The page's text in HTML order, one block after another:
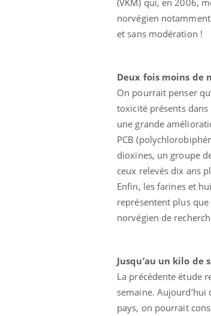
norvégien
et sans modération !
Deux fois moins de
On pourrait penser
toxicité présents
une grande
PCB
dioxines, un groupe
ceux relevés dix ans
Enfin, les farines et
représentent plus
norvégien de
Jusqu’au un kilo de
La précédente étude
semaine.
pays, on pourrait
Eczéma Chronique des
expliquer ma maladie
Il y a des sujets qui sont faciles à
d'autres non ! D'un côté, poser
questions sur la maladie d'un